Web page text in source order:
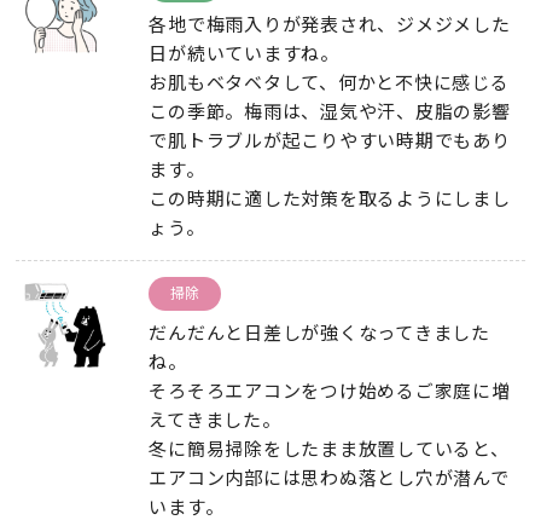
各地で梅雨入りが発表され、ジメジメした
日が続いていますね。
お肌もベタベタして、何かと不快に感じる
この季節。梅雨は、湿気や汗、皮脂の影響
で肌トラブルが起こりやすい時期でもあり
ます。
この時期に適した対策を取るようにしまし
ょう。
掃除
だんだんと日差しが強くなってきました
ね。
そろそろエアコンをつけ始めるご家庭に増
えてきました。
冬に簡易掃除をしたまま放置していると、
エアコン内部には思わぬ落とし穴が潜んで
います。